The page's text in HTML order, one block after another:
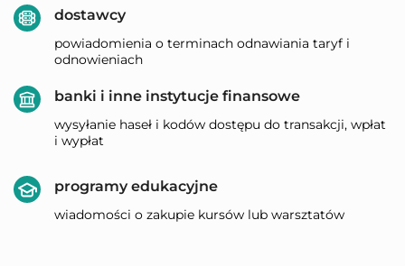
dostawcy
powiadomienia o terminach odnawiania taryf i
odnowieniach
banki i inne instytucje finansowe
wysyłanie haseł i kodów dostępu do transakcji, wpłat
i wypłat
programy edukacyjne
wiadomości o zakupie kursów lub warsztatów